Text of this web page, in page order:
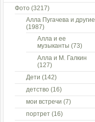
Фото (3217)
Алла Пугачева и другие
(1987)
Алла и ее
музыканты (73)
Алла и М. Галкин
(127)
Дети (142)
детство (16)
мои встречи (7)
портрет (16)